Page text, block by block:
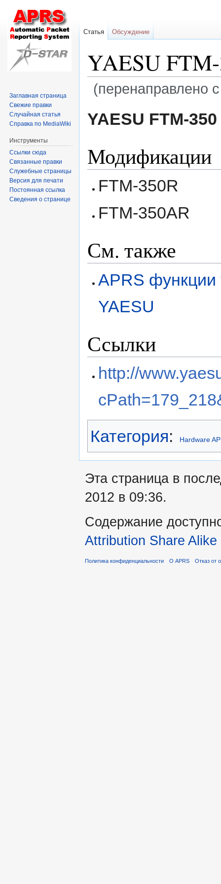
YAESU
(перенаправлено
YAESU FTM-350
Модификации
FTM-350R
FTM-350AR
См. также
APRS функции
YAESU
Ссылки
http://
Категория: Hardware
Статья Обсуждение
Заглавная страница
Свежие правки
Случайная статья
Справка по MediaWiki
Инструменты
Ссылки сюда
Связанные правки
Служебные страницы
Версия для печати
Постоянная ссылка
Сведения о странице
Эта страница в
2012 в 09:36.
Содержание
Attribution Share Alike
Политика конфиденциальности О APRS Отказ от